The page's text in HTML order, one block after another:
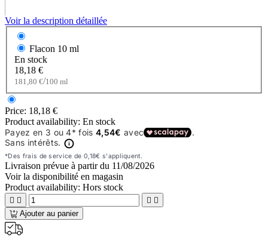
Voir la description détaillée
Flacon 10 ml
En stock
18,18 €
181,80 €/100 ml
Price: 18,18 €
Product availability: En stock
Livraison prévue à partir du 11/08/2026
Voir la disponibilité en magasin
Product availability: Hors stock
   
Ajouter au panier